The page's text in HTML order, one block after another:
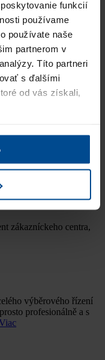
funkcií
používame
používate naše
partnerom v
Títo partneri
s ďalšími
od vás získali,
o., súčasť skupiny
na základe
partnera. Oceňujeme
c…Viac
Solutions, s.r.o.
Nesmierne si vážime
zákazníckeho centra,
výběrového řízení
profesionálně a s